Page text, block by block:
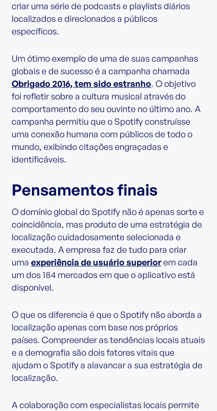
criar uma série de podcasts e playlists diários
localizados e direcionados a públicos
específicos.
Um ótimo exemplo de uma de suas campanhas
globais e de sucesso é a campanha chamada
Obrigado 2016, tem sido estranho. O objetivo
foi refletir sobre a cultura musical através do
comportamento do seu ouvinte no último ano. A
campanha permitiu que o Spotify construísse
uma conexão humana com públicos de todo o
mundo, exibindo citações engraçadas e
identificáveis.
Pensamentos finais
O domínio global do Spotify não é apenas sorte e
coincidência, mas produto de uma estratégia de
localização cuidadosamente selecionada e
executada. A empresa faz de tudo para criar
uma experiência de usuário superiorem cada
um dos 184 mercados em que o aplicativo está
disponível.
O que os diferencia é que o Spotify não aborda a
localização apenas com base nos próprios
países. Compreender as tendências locais atuais
e a demografia são dois fatores vitais que
ajudam o Spotify a alavancar a sua estratégia de
localização.
A colaboração com especialistas locais permite